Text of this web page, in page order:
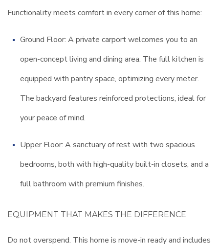
Functionality meets comfort in every corner of this home:
Ground Floor: A private carport welcomes you to an
open-concept living and dining area. The full kitchen is
equipped with pantry space, optimizing every meter.
The backyard features reinforced protections, ideal for
your peace of mind.
Upper Floor: A sanctuary of rest with two spacious
bedrooms, both with high-quality built-in closets, and a
full bathroom with premium finishes.
EQUIPMENT THAT MAKES THE DIFFERENCE
Do not overspend. This home is move-in ready and includes